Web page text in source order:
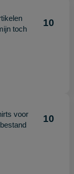
toch
10
voor
10